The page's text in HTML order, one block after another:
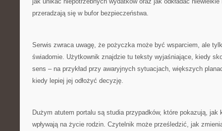
przeradzają się w bufor bezpieczeństwa.
Serwis zwraca uwagę, że pożyczka może być wsparciem, ale
świadomie. Użytkownik znajdzie tu teksty wyjaśniające, kiedy
sens – na przykład przy awaryjnych sytuacjach, większych
kiedy lepiej jej odłożyć decyzję.
Dużym atutem portalu są studia przypadków, które pokazują, jak
wpływają na życie rodzin. Czytelnik może prześledzić, jak